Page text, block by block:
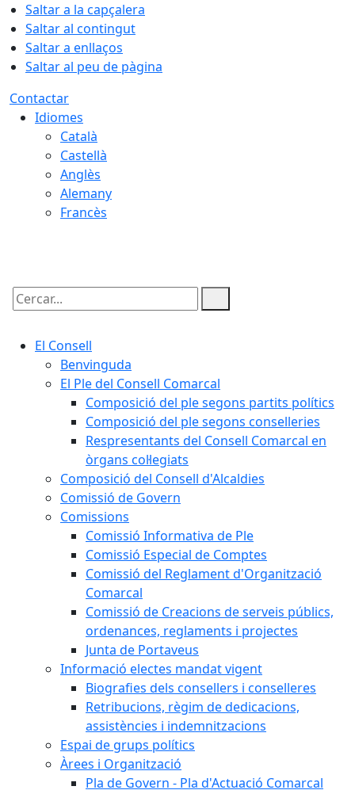
Saltar a la capçalera
Saltar al contingut
Saltar a enllaços
Saltar al peu de pàgina
Contactar
Idiomes
Català
Castellà
Anglès
Alemany
Francès
Cercar:
El Consell
Benvinguda
El Ple del Consell Comarcal
Composició del ple segons partits polítics
Composició del ple segons conselleries
Respresentants del Consell Comarcal en
òrgans col·legiats
Composició del Consell d'Alcaldies
Comissió de Govern
Comissions
Comissió Informativa de Ple
Comissió Especial de Comptes
Comissió del Reglament d'Organització
Comarcal
Comissió de Creacions de serveis públics,
ordenances, reglaments i projectes
Junta de Portaveus
Informació electes mandat vigent
Biografies dels consellers i conselleres
Retribucions, règim de dedicacions,
assistències i indemnitzacions
Espai de grups polítics
Àrees i Organització
Pla de Govern - Pla d'Actuació Comarcal